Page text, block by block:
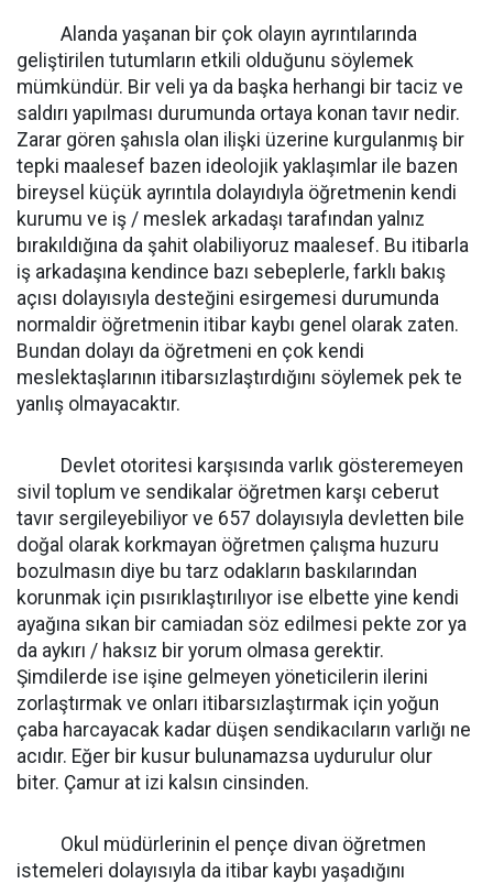
Alanda yaşanan bir çok olayın ayrıntılarında
geliştirilen tutumların etkili olduğunu söylemek
mümkündür. Bir veli ya da başka herhangi bir taciz ve
saldırı yapılması durumunda ortaya konan tavır nedir.
Zarar gören şahısla olan ilişki üzerine kurgulanmış bir
tepki maalesef bazen ideolojik yaklaşımlar ile bazen
bireysel küçük ayrıntıla dolayıdıyla öğretmenin kendi
kurumu ve iş / meslek arkadaşı tarafından yalnız
bırakıldığına da şahit olabiliyoruz maalesef. Bu itibarla
iş arkadaşına kendince bazı sebeplerle, farklı bakış
açısı dolayısıyla desteğini esirgemesi durumunda
normaldir öğretmenin itibar kaybı genel olarak zaten.
Bundan dolayı da öğretmeni en çok kendi
meslektaşlarının itibarsızlaştırdığını söylemek pek te
yanlış olmayacaktır.
Devlet otoritesi karşısında varlık gösteremeyen
sivil toplum ve sendikalar öğretmen karşı ceberut
tavır sergileyebiliyor ve 657 dolayısıyla devletten bile
doğal olarak korkmayan öğretmen çalışma huzuru
bozulmasın diye bu tarz odakların baskılarından
korunmak için pısırıklaştırılıyor ise elbette yine kendi
ayağına sıkan bir camiadan söz edilmesi pekte zor ya
da aykırı / haksız bir yorum olmasa gerektir.
Şimdilerde ise işine gelmeyen yöneticilerin ilerini
zorlaştırmak ve onları itibarsızlaştırmak için yoğun
çaba harcayacak kadar düşen sendikacıların varlığı ne
acıdır. Eğer bir kusur bulunamazsa uydurulur olur
biter. Çamur at izi kalsın cinsinden.
Okul müdürlerinin el pençe divan öğretmen
istemeleri dolayısıyla da itibar kaybı yaşadığını